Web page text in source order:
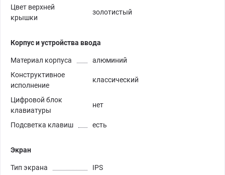
Цвет верхней
крышки
золотистый
Корпус и устройства ввода
Материал корпуса
алюминий
Конструктивное
исполнение
классический
Цифровой блок
клавиатуры
нет
Подсветка клавиш есть
Экран
Тип экрана
IPS